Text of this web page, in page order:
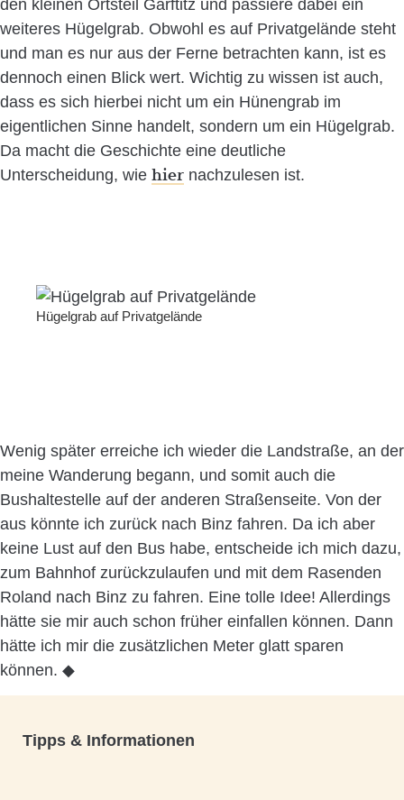
den kleinen Ortsteil Garftitz und passiere dabei ein
weiteres Hügelgrab. Obwohl es auf Privatgelände steht
und man es nur aus der Ferne betrachten kann, ist es
dennoch einen Blick wert. Wichtig zu wissen ist auch,
dass es sich hierbei nicht um ein Hünengrab im
eigentlichen Sinne handelt, sondern um ein Hügelgrab.
Da macht die Geschichte eine deutliche
Unterscheidung, wie hier nachzulesen ist.
Hügelgrab auf Privatgelände
Wenig später erreiche ich wieder die Landstraße, an der
meine Wanderung begann, und somit auch die
Bushaltestelle auf der anderen Straßenseite. Von der
aus könnte ich zurück nach Binz fahren. Da ich aber
keine Lust auf den Bus habe, entscheide ich mich dazu,
zum Bahnhof zurückzulaufen und mit dem Rasenden
Roland nach Binz zu fahren. Eine tolle Idee! Allerdings
hätte sie mir auch schon früher einfallen können. Dann
hätte ich mir die zusätzlichen Meter glatt sparen
können. ◆
Tipps & Informationen